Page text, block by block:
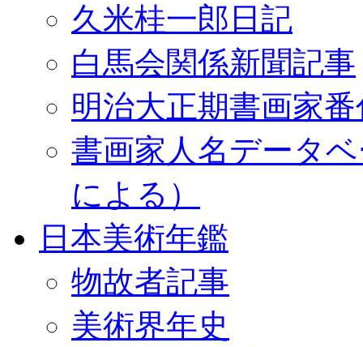
久米桂一郎日記
白馬会関係新聞記事
明治大正期書画家
書画家人名データ
による）
日本美術年鑑
物故者記事
美術界年史